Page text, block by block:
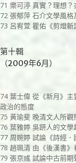
71 樂可渟 真實？理想
72 張郁萍 石介文學風格
73 呂宥萱 瞿佑《剪燈
第十輯
（2009年6月）
74 葉士偉 從《新月》
政治的態度
75 黃瑜斐 晚清文人所
76 葉雅婷 吳趼人的文
77 周婉婷 試論《詩經
78 趙珮清 由《後漢書
79 張京彧 試論中古前